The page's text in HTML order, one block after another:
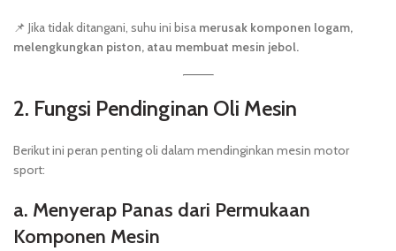
📌 Jika tidak ditangani, suhu ini bisa merusak komponen logam,
melengkungkan piston, atau membuat mesin jebol.
2. Fungsi Pendinginan Oli Mesin
Berikut ini peran penting oli dalam mendinginkan mesin motor
sport:
a. Menyerap Panas dari Permukaan
Komponen Mesin